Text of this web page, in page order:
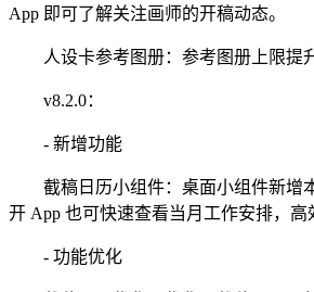
App 即可了解关注画师的开稿动态。
人设卡参考图册：参考图册上限提升
v8.2.0：
- 新增功能
截稿日历小组件：桌面小组件新增
开 App 也可快速查看当月工作安排，高
- 功能优化